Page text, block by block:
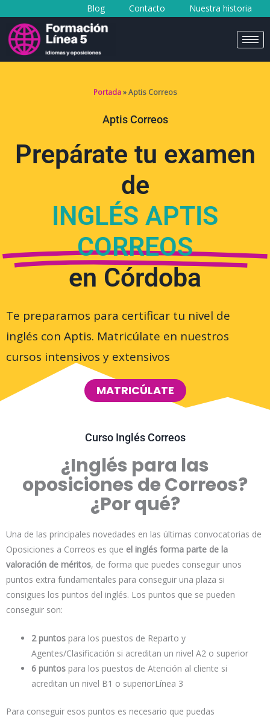
contenido
Blog Contacto Nuestra historia
Portada»Aptis Correos
Aptis Correos
Prepárate tu examen
de
INGLÉS APTIS
CORREOS
en Córdoba
Te preparamos para certificar tu nivel de
inglés con Aptis. Matricúlate en nuestros
cursos intensivos y extensivos
MATRICÚLATE
Curso Inglés Correos
¿Inglés para las
oposiciones de Correos?
¿Por qué?
Una de las principales novedades en las últimas convocatorias de
Oposiciones a Correos es que el inglés forma parte de la
valoración de méritos, de forma que puedes conseguir unos
puntos extra fundamentales para conseguir una plaza si
consigues los puntos del inglés. Los puntos que se pueden
conseguir son:
2 puntos para los puestos de Reparto y
Agentes/Clasificación si acreditan un nivel A2 o superior
6 puntos para los puestos de Atención al cliente si
acreditan un nivel B1 o superiorLínea 3
Para conseguir esos puntos es necesario que puedas